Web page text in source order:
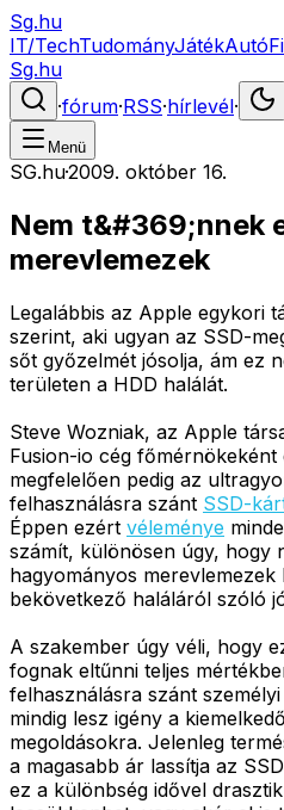
Sg.hu
IT/TechTudományJátékAutó
Sg.hu
·fórum·RSS·hírlevél·
Menü
SG.hu·2009. október 16.
Nem t&#369;nnek
merevlemezek
Legalábbis az Apple egykori
szerint, aki ugyan az SSD-
sőt győzelmét jósolja, ám ez
területen a HDD halálát.
Steve Wozniak, az Apple
Fusion-io cég
megfelelően pedig az
felhasználásra szánt SSD-
Éppen ezért véleménye
számít, különösen úgy, hogy
hagyományos
bekövetkező haláláról szóló
A szakember úgy véli, hogy
fognak eltűnni teljes
felhasználásra szánt
mindig lesz igény a
megoldásokra. Jelenleg
a magasabb ár lassítja az
ez a különbség idővel